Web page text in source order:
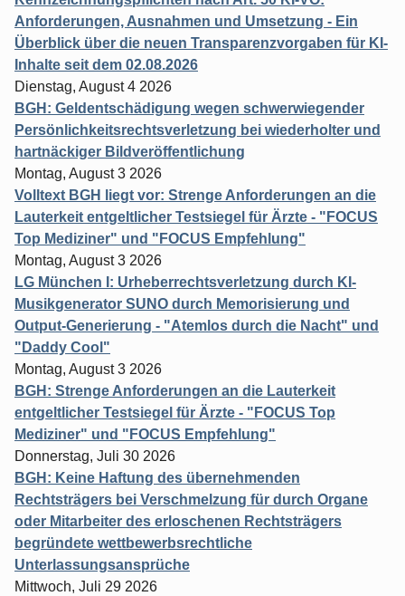
Anforderungen, Ausnahmen und Umsetzung - Ein
Überblick über die neuen Transparenzvorgaben für KI-
Inhalte seit dem 02.08.2026
Dienstag, August 4 2026
BGH: Geldentschädigung wegen schwerwiegender
Persönlichkeitsrechtsverletzung bei wiederholter und
hartnäckiger Bildveröffentlichung
Montag, August 3 2026
Volltext BGH liegt vor: Strenge Anforderungen an die
Lauterkeit entgeltlicher Testsiegel für Ärzte - "FOCUS
Top Mediziner" und "FOCUS Empfehlung"
Montag, August 3 2026
LG München I: Urheberrechtsverletzung durch KI-
Musikgenerator SUNO durch Memorisierung und
Output-Generierung - "Atemlos durch die Nacht" und
"Daddy Cool"
Montag, August 3 2026
BGH: Strenge Anforderungen an die Lauterkeit
entgeltlicher Testsiegel für Ärzte - "FOCUS Top
Mediziner" und "FOCUS Empfehlung"
Donnerstag, Juli 30 2026
BGH: Keine Haftung des übernehmenden
Rechtsträgers bei Verschmelzung für durch Organe
oder Mitarbeiter des erloschenen Rechtsträgers
begründete wettbewerbsrechtliche
Unterlassungsansprüche
Mittwoch, Juli 29 2026